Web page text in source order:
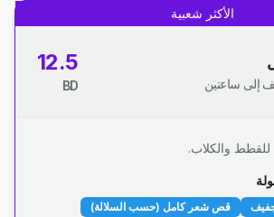
الأكثر شعبية
إلى ساعتين
12.5
BD
للقطط والكلاب.
قص شعر كامل (حسب السلالة)